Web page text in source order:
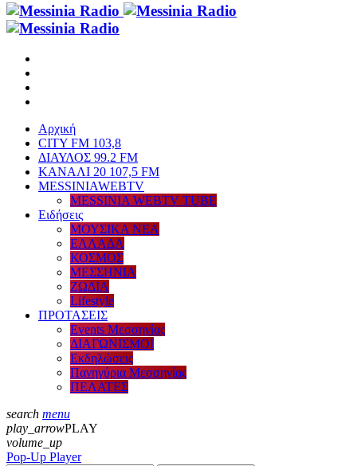
Αρχική
CITY FM 103,8
ΔΙΑΥΛΟΣ 99.2 FM
ΚΑΝΑΛΙ 20 107,5 FM
MESSINIAWEBTV
MESSINIA WEBTV TUBE
Eιδήσεις
ΜΟΥΣΙΚΑ ΝΕΑ
ΕΛΛΑΔΑ
ΚΟΣΜΟΣ
ΜΕΣΣΗΝΙΑ
ΖΩΔΙΑ
Lifestyle
ΠΡΟΤΑΣΕΙΣ
Events Μεσσηνίας
ΔΙΑΓΩΝΙΣΜΟΙ
Εκδηλώσεις
Πανηγύρια Μεσσηνίας
ΠΕΛΑΤΕΣ
search menu
play_arrowPLAY
volume_up
Pop-Up Player